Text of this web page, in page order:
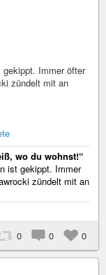
gekippt. Immer öfter
zündelt mit an
wo du wohnst!“
ist gekippt. Immer
zündelt mit an
0 0 0